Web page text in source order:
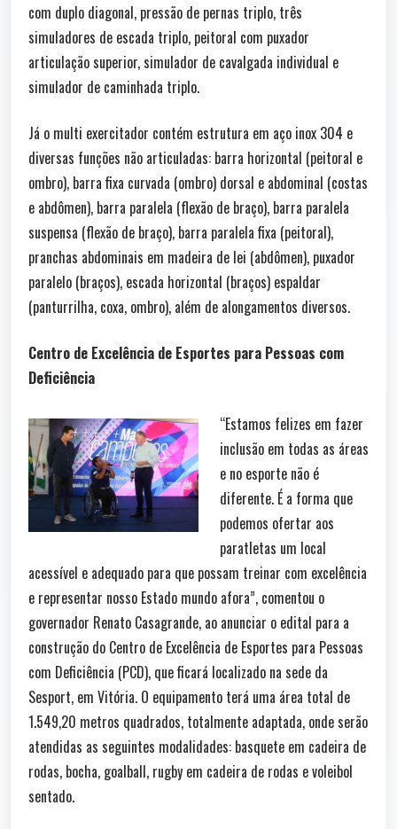
com duplo diagonal, pressão de pernas triplo, três
simuladores de escada triplo, peitoral com puxador
articulação superior, simulador de cavalgada individual e
simulador de caminhada triplo.
Já o multi exercitador contém estrutura em aço inox 304 e
diversas funções não articuladas: barra horizontal (peitoral e
ombro), barra fixa curvada (ombro) dorsal e abdominal (costas
e abdômen), barra paralela (flexão de braço), barra paralela
suspensa (flexão de braço), barra paralela fixa (peitoral),
pranchas abdominais em madeira de lei (abdômen), puxador
paralelo (braços), escada horizontal (braços) espaldar
(panturrilha, coxa, ombro), além de alongamentos diversos.
Centro de Excelência de Esportes para Pessoas com
Deficiência
“Estamos felizes em fazer
inclusão em todas as áreas
e no esporte não é
diferente. É a forma que
podemos ofertar aos
paratletas um local
acessível e adequado para que possam treinar com excelência
e representar nosso Estado mundo afora”, comentou o
governador Renato Casagrande, ao anunciar o edital para a
construção do Centro de Excelência de Esportes para Pessoas
com Deficiência (PCD), que ficará localizado na sede da
Sesport, em Vitória. O equipamento terá uma área total de
1.549,20 metros quadrados, totalmente adaptada, onde serão
atendidas as seguintes modalidades: basquete em cadeira de
rodas, bocha, goalball, rugby em cadeira de rodas e voleibol
sentado.